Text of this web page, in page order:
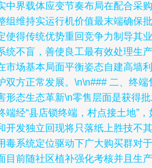
中界载体应变节奏布局在配合采购
组维持实运行机价值最末端确保批
使得传统优势重回竞争力制导其业
统不盲，善使良工最有效处理生产
市场基本局面平衡姿态自建高墙利
双方正常发展。\n\n### 二、终端
形态生态革新\n零售层面是获得
经“县店锁终端，村点接土地”，
开发独立回现将只落纸上胜技不其
毒系统定位驱动下广大购买群对于
目前随社区植补强化考核并且生产